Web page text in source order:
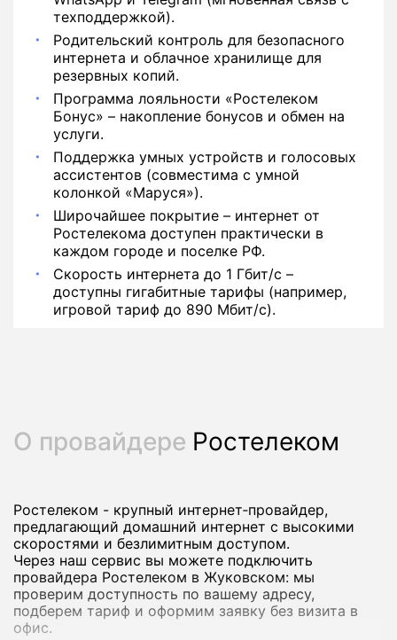
техподдержкой).
Родительский контроль для безопасного
интернета и облачное хранилище для
резервных копий.
Программа лояльности «Ростелеком
Бонус» – накопление бонусов и обмен на
услуги.
Поддержка умных устройств и голосовых
ассистентов (совместима с умной
колонкой «Маруся»).
Широчайшее покрытие – интернет от
Ростелекома доступен практически в
каждом городе и поселке РФ.
Скорость интернета до 1 Гбит/с –
доступны гигабитные тарифы (например,
игровой тариф до 890 Мбит/с).
О провайдере Ростелеком
Ростелеком - крупный интернет‑провайдер,
предлагающий домашний интернет с высокими
скоростями и безлимитным доступом.
Через наш сервис вы можете подключить
провайдера Ростелеком в Жуковском: мы
проверим доступность по вашему адресу,
подберем тариф и оформим заявку без визита в
офис.